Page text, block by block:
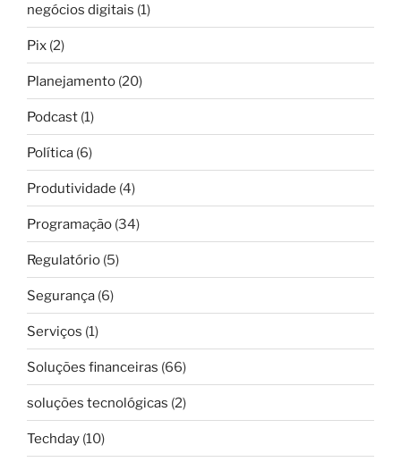
negócios digitais (1)
Pix (2)
Planejamento (20)
Podcast (1)
Política (6)
Produtividade (4)
Programação (34)
Regulatório (5)
Segurança (6)
Serviços (1)
Soluções financeiras (66)
soluções tecnológicas (2)
Techday (10)